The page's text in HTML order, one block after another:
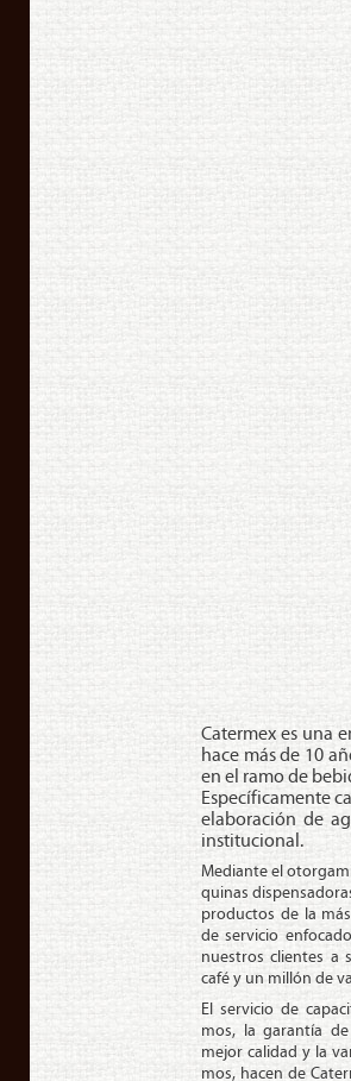
Ca­ter­mex es una
hace más de 10
en el ramo de
Es­pe­cí­fi­ca­men­te
ela­bo­ra­ción de
ins­ti­tu­cio­nal.
Me­dian­te el
qui­nas
pro­duc­tos de la
de ser­vi­cio
nues­tros clien­tes a
café y un millón de
El ser­vi­cio de
mos, la ga­ran­tía
mejor calidad y la
mos, hacen de